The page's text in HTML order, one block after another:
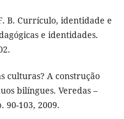
B. Currículo, identidade e
e identidades.
culturas? A construção
bilíngues. Veredas –
90-103, 2009.